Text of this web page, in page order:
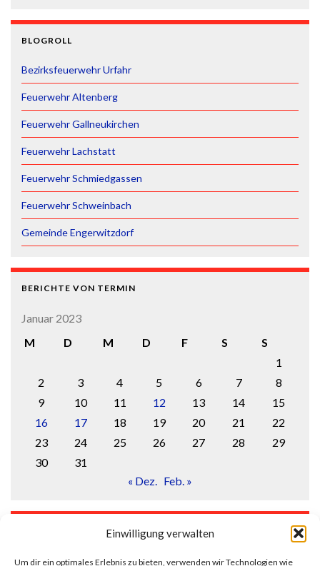
Einwilligung verwalten
Um dir ein optimales Erlebnis zu bieten, verwenden wir Technologien wie
BLOGROLL
Bezirksfeuerwehr Urfahr
Feuerwehr Altenberg
Feuerwehr Gallneukirchen
Feuerwehr Lachstatt
Feuerwehr Schmiedgassen
Feuerwehr Schweinbach
Gemeinde Engerwitzdorf
BERICHTE VON TERMIN
Januar 2023
M
D M D F S
S
1
2
3 4 5 6 7
8
9
10 11 12 13 14
15
16
17 18 19 20 21
22
23
24 25 26 27 28
29
30
31
« Dez. Feb. »
Anmelden